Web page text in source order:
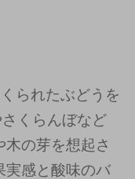
られたぶどうを
くらんぼなど
の芽を想起さ
実感と酸味のバ